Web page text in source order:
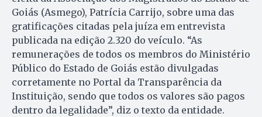
Goiás (Asmego), Patrícia Carrijo, sobre uma das
gratificações citadas pela juíza em entrevista
publicada na edição 2.320 do veículo. “As
remunerações de todos os membros do Ministério
Público do Estado de Goiás estão divulgadas
corretamente no Portal da Transparência da
Instituição, sendo que todos os valores são pagos
dentro da legalidade”, diz o texto da entidade.